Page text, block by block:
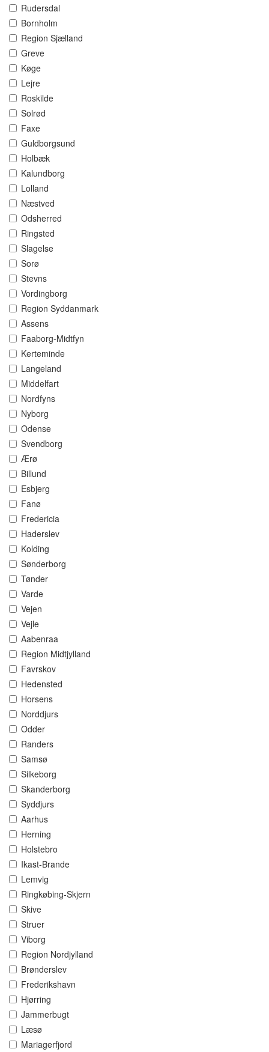
Rudersdal
Bornholm
Region Sjælland
Greve
Køge
Lejre
Roskilde
Solrød
Faxe
Guldborgsund
Holbæk
Kalundborg
Lolland
Næstved
Odsherred
Ringsted
Slagelse
Sorø
Stevns
Vordingborg
Region Syddanmark
Assens
Faaborg-Midtfyn
Kerteminde
Langeland
Middelfart
Nordfyns
Nyborg
Odense
Svendborg
Ærø
Billund
Esbjerg
Fanø
Fredericia
Haderslev
Kolding
Sønderborg
Tønder
Varde
Vejen
Vejle
Aabenraa
Region Midtjylland
Favrskov
Hedensted
Horsens
Norddjurs
Odder
Randers
Samsø
Silkeborg
Skanderborg
Syddjurs
Aarhus
Herning
Holstebro
Ikast-Brande
Lemvig
Ringkøbing-Skjern
Skive
Struer
Viborg
Region Nordjylland
Brønderslev
Frederikshavn
Hjørring
Jammerbugt
Læsø
Mariagerfjord